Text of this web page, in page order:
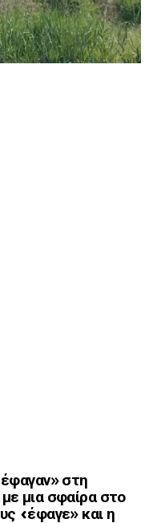
στη
μια σφαίρα στο
«έφαγε» και η